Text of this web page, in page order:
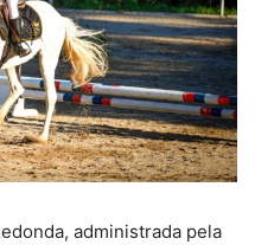
administrada pela